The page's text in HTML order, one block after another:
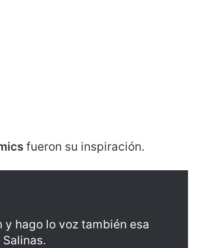
fueron su inspiración.
y hago lo voz también esa